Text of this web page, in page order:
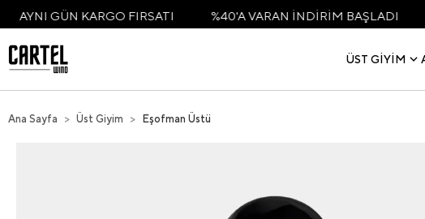
KARGO FIRSATI %40'A VARAN İNDİRİM BAŞLADI 3500TL
ÜST GIYIM
Ana Sayfa Üst Giyim Eşofman Üstü